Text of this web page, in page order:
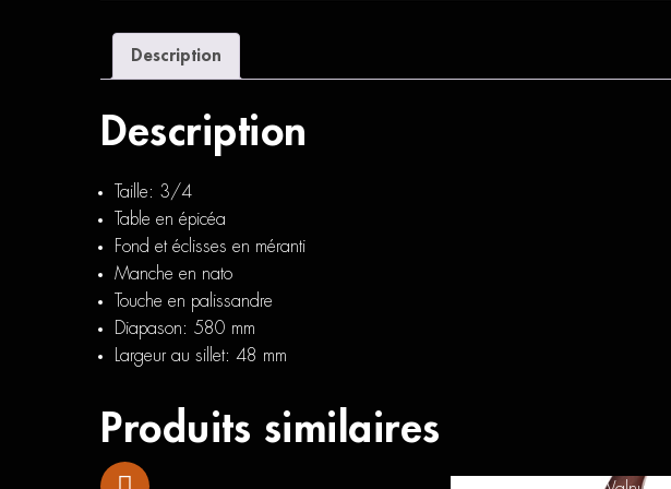
Description
Description
Taille: 3/4
Table en épicéa
Fond et éclisses en méranti
Manche en nato
Touche en palissandre
Diapason: 580 mm
Largeur au sillet: 48 mm
Produits similaires